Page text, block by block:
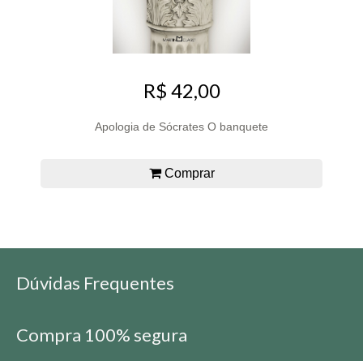
R$ 42,00
Apologia de Sócrates O banquete
Comprar
Dúvidas Frequentes
Compra 100% segura